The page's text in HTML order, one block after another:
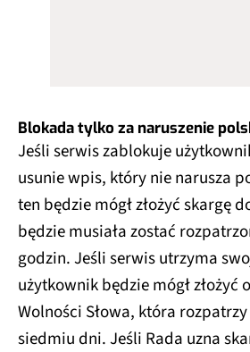
Blokada tylko za naruszenie
Jeśli serwis zablokuje
usunie wpis, który nie narusza
ten będzie mógł złożyć skargę
będzie musiała zostać
godzin. Jeśli serwis utrzyma
użytkownik będzie mógł złożyć
Wolności Słowa, która
siedmiu dni. Jeśli Rada uzna